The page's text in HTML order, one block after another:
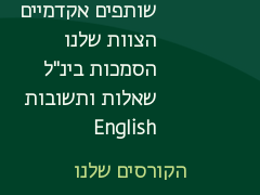
להייטק - הצעד הראשון
הקורסים שלנו
שותפים אקדמיים
הצוות שלנו
הסמכות בינ"ל
שאלות ותשובות
English